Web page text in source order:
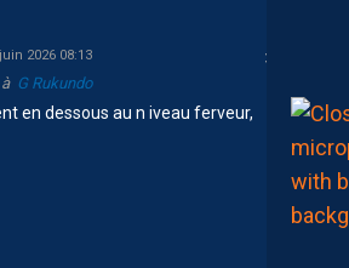
2026 08:13
à G Rukundo
en dessous au n iveau ferveur,